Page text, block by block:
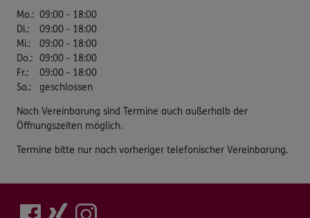
Mo.: 09:00 - 18:00
Di.:
09:00 - 18:00
Mi.:
09:00 - 18:00
Do.: 09:00 - 18:00
Fr.:
09:00 - 18:00
Sa.: geschlossen
Nach Vereinbarung sind Termine auch außerhalb der
Öffnungszeiten möglich.
Termine bitte nur nach vorheriger telefonischer Vereinbarung.